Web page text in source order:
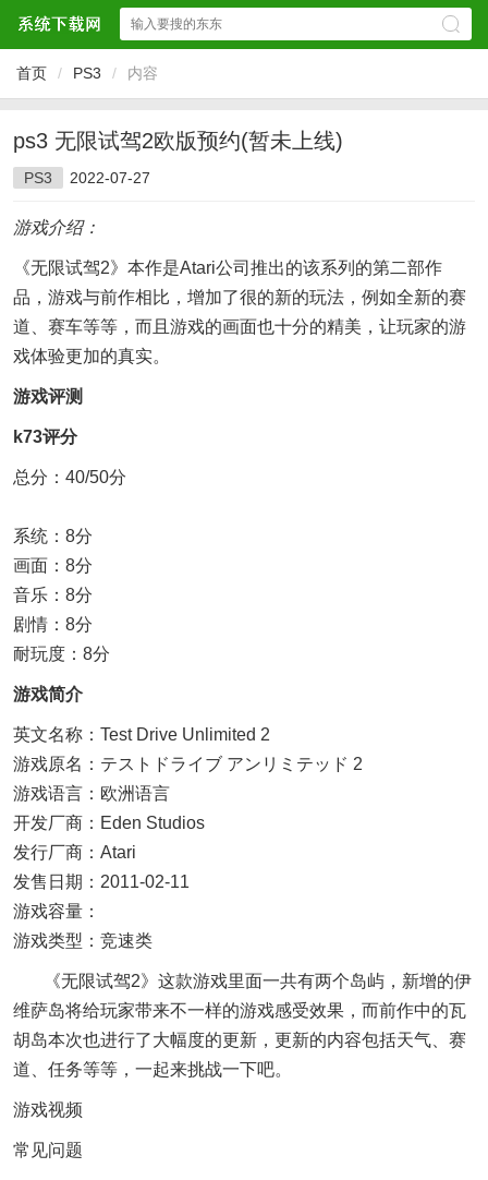
首页 / PS3 / 内容
ps3 无限试驾2欧版预约(暂未上线)
PS3 2022-07-27
游戏介绍：
《无限试驾2》本作是Atari公司推出的该系列的第二部作
品，游戏与前作相比，增加了很的新的玩法，例如全新的赛
道、赛车等等，而且游戏的画面也十分的精美，让玩家的游
戏体验更加的真实。
游戏评测
k73评分
总分：40/50分
系统：8分
画面：8分
音乐：8分
剧情：8分
耐玩度：8分
游戏简介
英文名称：Test Drive Unlimited 2
游戏原名：テストドライブ アンリミテッド 2
游戏语言：欧洲语言
开发厂商：Eden Studios
发行厂商：Atari
发售日期：2011-02-11
游戏容量：
游戏类型：竞速类
《无限试驾2》这款游戏里面一共有两个岛屿，新增的伊
维萨岛将给玩家带来不一样的游戏感受效果，而前作中的瓦
胡岛本次也进行了大幅度的更新，更新的内容包括天气、赛
道、任务等等，一起来挑战一下吧。
游戏视频
常见问题